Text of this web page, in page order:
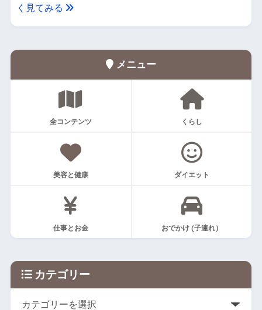
く見てみる
メニュー
全コンテンツ くらし
美容と健康 ダイエット
仕事とお金 おでかけ (子連れ）
カテゴリー